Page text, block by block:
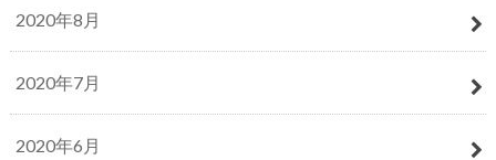
2020年8月
2020年7月
2020年6月